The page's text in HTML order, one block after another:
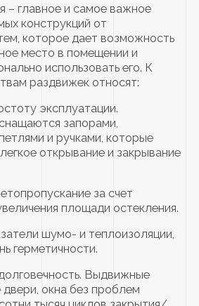
– главное и самое важное
конструкций от
которое дает возможность
место в помещении и
использовать его. К
раздвижек относят:
эксплуатации.
запорами,
и ручками, которые
открывание и закрывание
за счет
площади остекления.
шумо- и теплоизоляции,
герметичности.
Выдвижные
окна без проблем